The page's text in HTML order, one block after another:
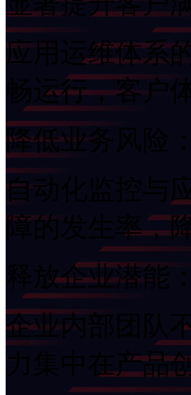
应用运维体系
畅运行，客
降低业务风险：
自动化监控与
障的发生率
释放企业潜能：
企业内部团队
力集中在产品